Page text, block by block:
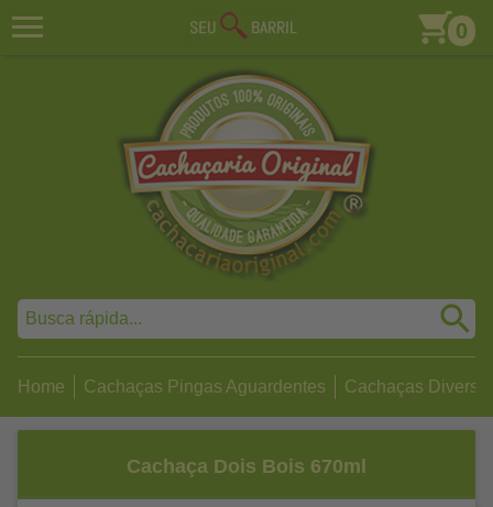
0
Home Cachaças Pingas Aguardentes Cachaças
Cachaça Dois Bois 670ml